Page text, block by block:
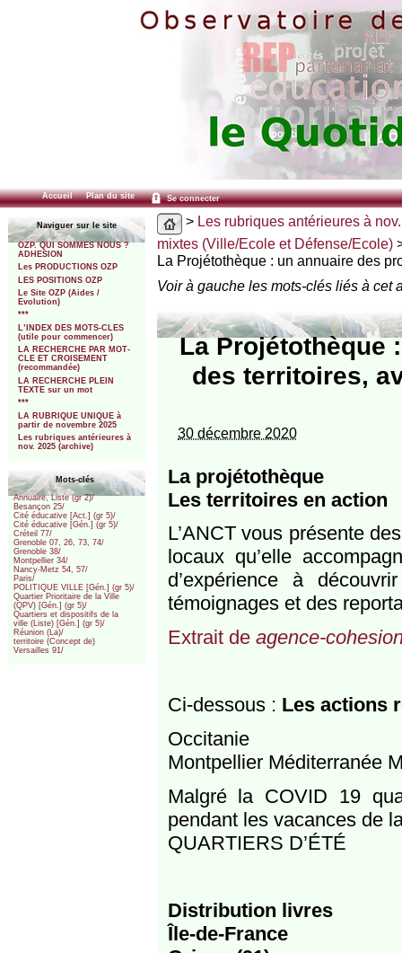
Accueil Plan du site Se connecter
Naviguer sur le site
OZP. QUI SOMMES NOUS ?
ADHESION
Les PRODUCTIONS OZP
LES POSITIONS OZP
Le Site OZP (Aides /
Evolution)
***
L’INDEX DES MOTS-CLES
(utile pour commencer)
LA RECHERCHE PAR MOT-
CLE ET CROISEMENT
(recommandée)
LA RECHERCHE PLEIN
TEXTE sur un mot
***
LA RUBRIQUE UNIQUE à
partir de novembre 2025
Les rubriques antérieures à
nov. 2025 (archive)
Mots-clés
Annuaire, Liste (gr 2)/
Besançon 25/
Cité éducative [Act.] (gr 5)/
Cité éducative [Gén.] (gr 5)/
Créteil 77/
Grenoble 07, 26, 73, 74/
Grenoble 38/
Montpellier 34/
Nancy-Metz 54, 57/
Paris/
POLITIQUE VILLE [Gén.] (gr 5)/
Quartier Prioritaire de la Ville
(QPV) [Gén.] (gr 5)/
Quartiers et dispositifs de la
ville (Liste) [Gén.] (gr 5)/
Réunion (La)/
territoire (Concept de)
Versailles 91/
> Les rubriques antérieures à
mixtes (Ville/Ecole et Défense/Ecole)
La Projétothèque : un annuaire des
Voir à gauche les mots-clés liés à cet
La Projétothèque
des territoires,
30 décembre 2020
La projétothèque
Les territoires en action
L’ANCT vous présente
locaux qu’elle
d’expérience à
témoignages et des
Extrait de agence-
Ci-dessous : Les actions
Occitanie
Montpellier Méditerranée
Malgré la COVID 19
pendant les vacances de
QUARTIERS D’ÉTÉ
Distribution livres
Île-de-France